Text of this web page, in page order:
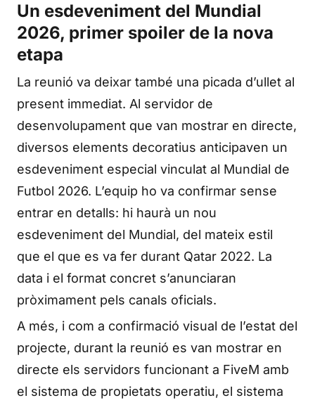
Un esdeveniment del Mundial
2026, primer spoiler de la nova
etapa
La reunió va deixar també una picada d’ullet al
present immediat. Al servidor de
desenvolupament que van mostrar en directe,
diversos elements decoratius anticipaven un
esdeveniment especial vinculat al Mundial de
Futbol 2026. L’equip ho va confirmar sense
entrar en detalls: hi haurà un nou
esdeveniment del Mundial, del mateix estil
que el que es va fer durant Qatar 2022. La
data i el format concret s’anunciaran
pròximament pels canals oficials.
A més, i com a confirmació visual de l’estat del
projecte, durant la reunió es van mostrar en
directe els servidors funcionant a FiveM amb
el sistema de propietats operatiu, el sistema